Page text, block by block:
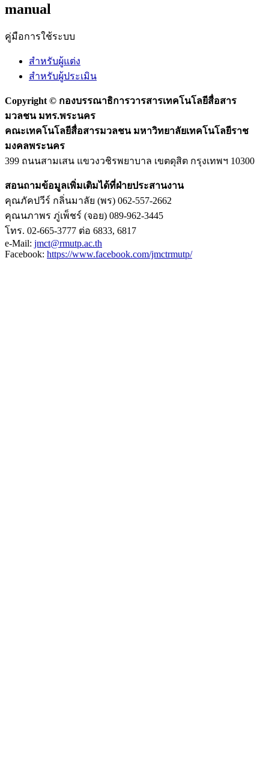
manual
คู่มือการใช้ระบบ
สำหรับผู้แต่ง
สำหรับผู้ประเมิน
Copyright © กองบรรณาธิการวารสารเทคโนโลยีสื่อสาร
มวลชน มทร.พระนคร
คณะเทคโนโลยีสื่อสารมวลชน มหาวิทยาลัยเทคโนโลยีราช
มงคลพระนคร
399 ถนนสามเสน แขวงวชิรพยาบาล เขตดุสิต กรุงเทพฯ 10300
สอนถามข้อมูลเพิ่มเติมได้ที่ฝ่ายประสานงาน
คุณภัคปวีร์ กลิ่นมาลัย (พร) 062-557-2662
คุณนภาพร ภู่เพ็ชร์ (จอย) 089-962-3445
โทร. 02-665-3777 ต่อ 6833, 6817
e-Mail: jmct@rmutp.ac.th
Facebook: https://www.facebook.com/jmctrmutp/